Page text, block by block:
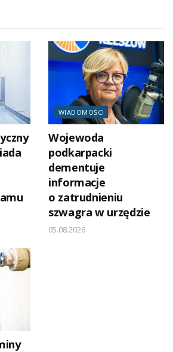
WIADOMOŚCI
Wojewoda
podkarpacki
dementuje
informacje
o zatrudnieniu
szwagra w urzędzie
05.08.2026